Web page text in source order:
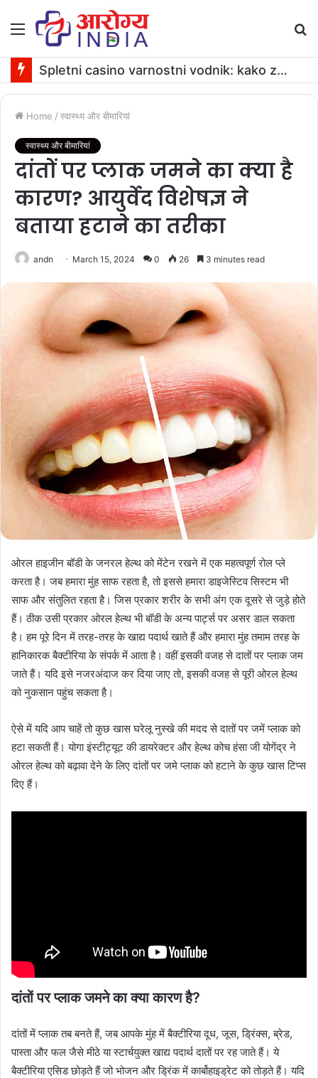
Menu
Spletni casino varnostni vodnik: kako zagotoviti varno igranje
Home / स्वास्थ्य और बीमारियां
स्वास्थ्य और बीमारियां
दांतों पर प्लाक जमने का क्या है
कारण? आयुर्वेद विशेषज्ञ ने
बताया हटाने का तरीका
andn March 15, 2024 0 26 3 minutes read
ओरल हाइजीन बॉडी के जनरल हेल्थ को मेंटेन रखने में एक महत्वपूर्ण रोल प्ले
करता है। जब हमारा मुंह साफ रहता है, तो इससे हमारा डाइजेस्टिव सिस्टम भी
साफ और संतुलित रहता है। जिस प्रकार शरीर के सभी अंग एक दूसरे से जुड़े होते
हैं। ठीक उसी प्रकार ओरल हेल्थ भी बॉडी के अन्य पार्ट्स पर असर डाल सकता
है। हम पूरे दिन में तरह-तरह के खाद्य पदार्थ खाते हैं और हमारा मुंह तमाम तरह के
हानिकारक बैक्टीरिया के संपर्क में आता है। वहीं इसकी वजह से दातों पर प्लाक जम
जाते हैं। यदि इसे नजरअंदाज कर दिया जाए तो, इसकी वजह से पूरी ओरल हेल्थ
को नुकसान पहुंच सकता है।
ऐसे में यदि आप चाहें तो कुछ खास घरेलू नुस्खे की मदद से दातों पर जमें प्लाक को
हटा सकती हैं। योगा इंस्टीट्यूट की डायरेक्टर और हेल्थ कोच हंसा जी योगेंद्र ने
ओरल हेल्थ को बढ़ावा देने के लिए दांतों पर जमे प्लाक को हटाने के कुछ खास टिप्स
दिए हैं।
दांतों पर प्लाक जमने का क्या कारण है?
दांतों में प्लाक तब बनते हैं, जब आपके मुंह में बैक्टीरिया दूध, जूस, ड्रिंक्स, ब्रेड,
पास्ता और फल जैसे मीठे या स्टार्चयुक्त खाद्य पदार्थ दातों पर रह जाते हैं। ये
बैक्टीरिया एसिड छोड़ते हैं जो भोजन और ड्रिंक में कार्बोहाइड्रेट को तोड़ते हैं। यदि